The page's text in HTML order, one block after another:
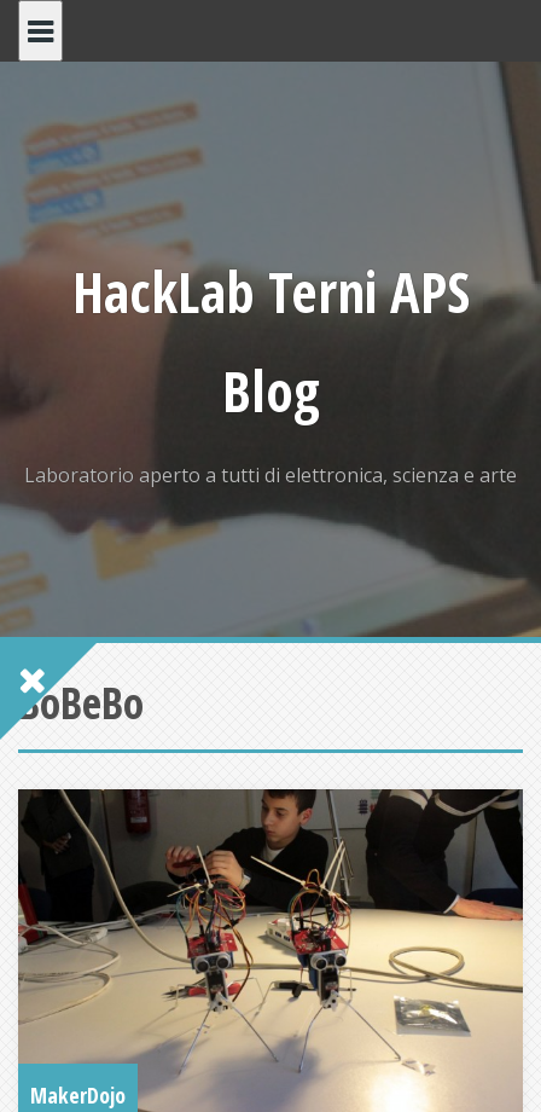
HackLab Terni APS
Blog
Laboratorio aperto a tutti di elettronica, scienza e arte
BoBeBo
MakerDojo